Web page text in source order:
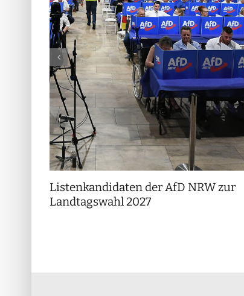
Listenkandidaten der AfD NRW zur
Landtagswahl 2027